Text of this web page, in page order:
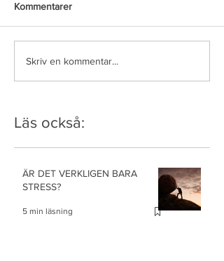
Kommentarer
Skriv en kommentar...
Läs också:
ÄR DET VERKLIGEN BARA
STRESS?
5 min läsning